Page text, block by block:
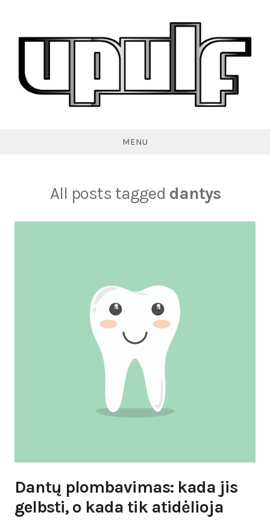
content
MENU
All posts tagged dantys
Dantų plombavimas: kada jis
gelbsti, o kada tik atidėlioja